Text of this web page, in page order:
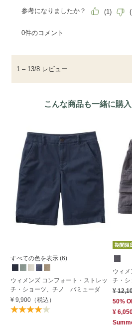
こんな商品も一緒に購
すべての色を表示 (6)
ウィメンズ コンフォート・ストレッ
チ・ショーツ、チノ バミューダ
¥ 9,900（税込）
期間限
ウィ
チ・
¥
50%
¥